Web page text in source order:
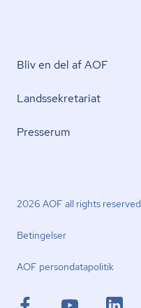
Bliv en del af AOF
Lands­se­kre­ta­ri­at
Presserum
2026 AOF all rights reserved
Betingelser
AOF per­son­da­ta­po­li­tik